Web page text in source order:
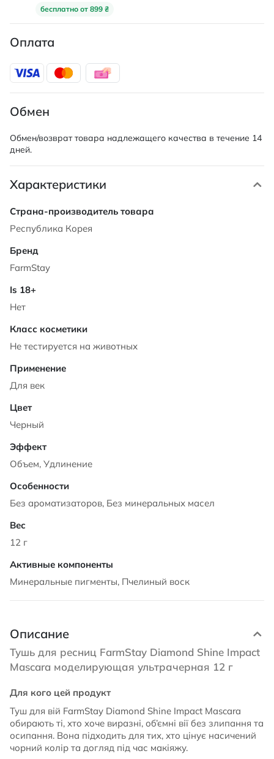
бесплатно от 899 ₴
Оплата
Обмен
Обмен/возврат товара надлежащего качества в течение 14
дней.
Характеристики
Характеристики
Республика Корея
FarmStay
Нет
Не тестируется на животных
Для век
Черный
Объем, Удлинение
Без ароматизаторов, Без минеральных масел
12 г
Минеральные пигменты, Пчелиный воск
Описание
Тушь для ресниц FarmStay Diamond Shine Impact
Mascara моделирующая ультрачерная 12 г
Для кого цей продукт
Туш для вій FarmStay Diamond Shine Impact Mascara
обирають ті, хто хоче виразні, об’ємні вії без злипання та
осипання. Вона підходить для тих, хто цінує насичений
чорний колір та догляд під час макіяжу.